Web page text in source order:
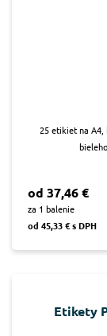
25 etikiet na A4,
od 37,46 €
za 1 balenie
od 45,33 € s DPH
Etikety